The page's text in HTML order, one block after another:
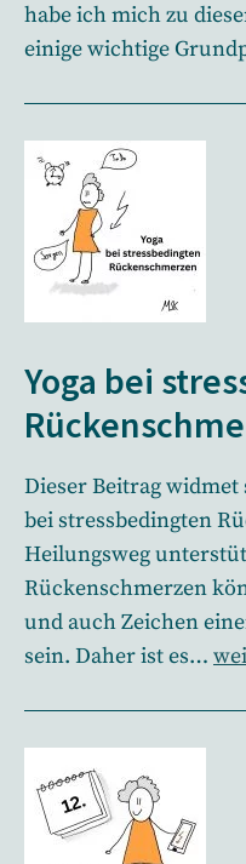
habe ich mich zu
einige wichtige
Yoga bei
Dieser Beitrag widmet
bei stressbedingten
Heilungsweg
Rückenschmerzen
und auch Zeichen
sein. Daher ist es…